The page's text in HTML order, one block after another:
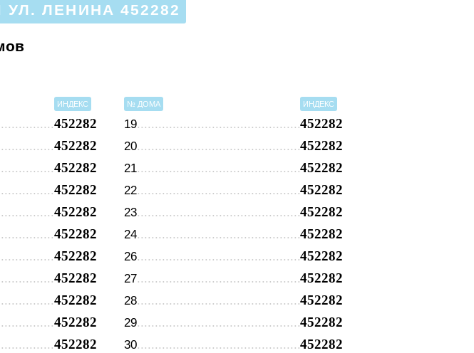
ЛЕНИНА 452282
ИНДЕКС
452282
452282
452282
452282
452282
452282
452282
452282
452282
452282
452282
№ ДОМА ИНДЕКС
19 452282
20 452282
21 452282
22 452282
23 452282
24 452282
26 452282
27 452282
28 452282
29 452282
30 452282